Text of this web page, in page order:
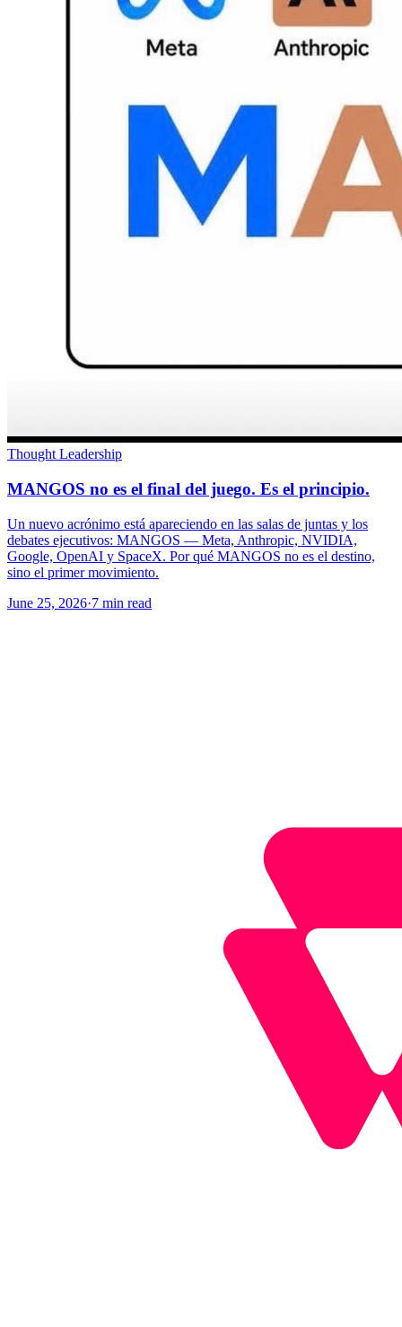
Thought Leadership
MANGOS no es el final del juego. Es el principio.
Un nuevo acrónimo está apareciendo en las salas de juntas y los
debates ejecutivos: MANGOS — Meta, Anthropic, NVIDIA,
Google, OpenAI y SpaceX. Por qué MANGOS no es el destino,
sino el primer movimiento.
June 25, 2026·7 min read